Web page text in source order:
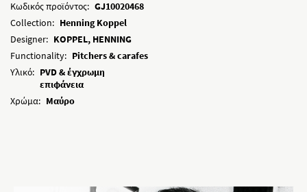
Κωδικός προϊόντος: GJ10020468
Collection: Henning Koppel
Designer: KOPPEL, HENNING
Functionality: Pitchers & carafes
Υλικό: PVD & έγχρωμη
επιφάνεια
Χρώμα: Μαύρο